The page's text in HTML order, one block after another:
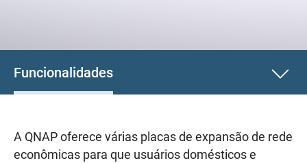
Funcionalidades
A QNAP oferece várias placas de expansão de rede
econômicas para que usuários domésticos e